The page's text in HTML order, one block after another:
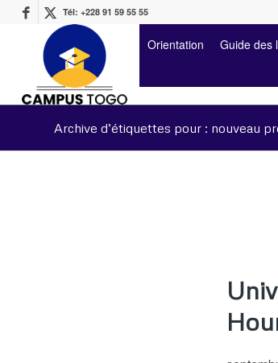
Tél: +228 91 59 55 55
Orientation Guide des
Archive d’étiquettes pour : nouveau